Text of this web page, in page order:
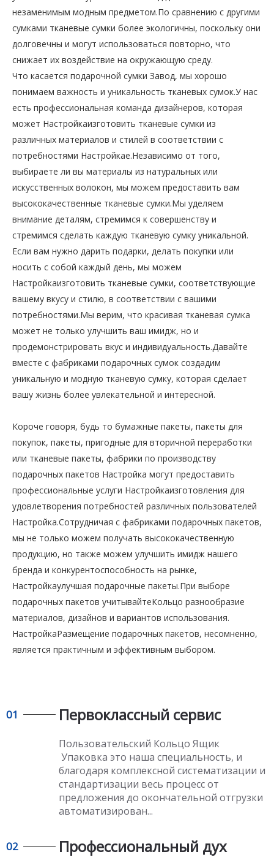
незаменимым модным предметом.По сравнению с другими
сумками тканевые сумки более экологичны, поскольку они
долговечны и могут использоваться повторно, что
снижает их воздействие на окружающую среду.
Что касается подарочной сумки Завод, мы хорошо
понимаем важность и уникальность тканевых сумок.У нас
есть профессиональная команда дизайнеров, которая
может Настройкаизготовить тканевые сумки из
различных материалов и стилей в соответствии с
потребностями Настройкае.Независимо от того,
выбираете ли вы материалы из натуральных или
искусственных волокон, мы можем предоставить вам
высококачественные тканевые сумки.Мы уделяем
внимание деталям, стремимся к совершенству и
стремимся сделать каждую тканевую сумку уникальной.
Если вам нужно дарить подарки, делать покупки или
носить с собой каждый день, мы можем
Настройкаизготовить тканевые сумки, соответствующие
вашему вкусу и стилю, в соответствии с вашими
потребностями.Мы верим, что красивая тканевая сумка
может не только улучшить ваш имидж, но и
продемонстрировать вкус и индивидуальность.Давайте
вместе с фабриками подарочных сумок создадим
уникальную и модную тканевую сумку, которая сделает
вашу жизнь более увлекательной и интересной.
Короче говоря, будь то бумажные пакеты, пакеты для
покупок, пакеты, пригодные для вторичной переработки
или тканевые пакеты, фабрики по производству
подарочных пакетов Настройка могут предоставить
профессиональные услуги Настройкаизготовления для
удовлетворения потребностей различных пользователей
Настройка.Сотрудничая с фабриками подарочных пакетов,
мы не только можем получать высококачественную
продукцию, но также можем улучшить имидж нашего
бренда и конкурентоспособность на рынке,
Настройкаулучшая подарочные пакеты.При выборе
подарочных пакетов учитывайтеКольцо разнообразие
материалов, дизайнов и вариантов использования.
НастройкаРазмещение подарочных пакетов, несомненно,
является практичным и эффективным выбором.
01 Первоклассный сервис
Пользовательский Кольцо Ящик
Упаковка это наша специальность, и
благодаря комплексной систематизации и
стандартизации весь процесс от
предложения до окончательной отгрузки
автоматизирован...
02 Профессиональный дух